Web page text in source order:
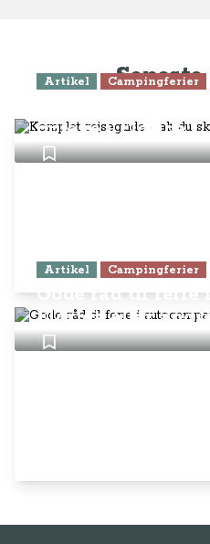
Artikel Campingferier
opleve i Florida
Artikel Campingferier
Gode råd til ferie
Florida eller